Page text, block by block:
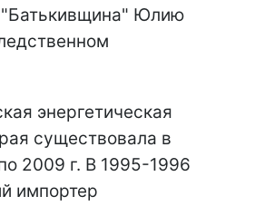
"Батькивщина" Юлию
энергетическая
существовала в
2009 г. В 1995-1996
импортер